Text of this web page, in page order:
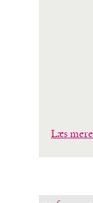
Læs mere